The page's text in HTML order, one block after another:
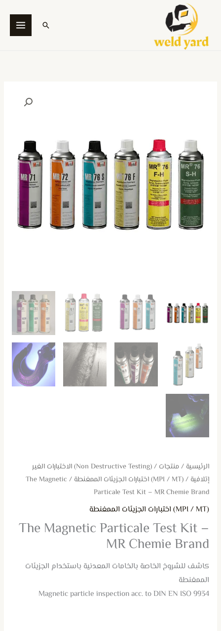
المحتوى
البحث
الرئيسية /منتجات /
(Non Destructive Testing) الاختبارات الغير
إتلافية /(MPI / MT) اختبارات الجزيئات الممغنطة
/ The Magnetic
Particale Test Kit – MR Chemie Brand
(MPI / MT) اختبارات الجزيئات الممغنطة
The Magnetic Particale Test Kit –
MR Chemie Brand
كاشف للشروخ الخاصة بالخامات المعدنية باستخدام الجزيئات
الممغنطة
Magnetic particle inspection acc. to DIN EN ISO 9934
Test
Kit
MR
Chemie
Brand